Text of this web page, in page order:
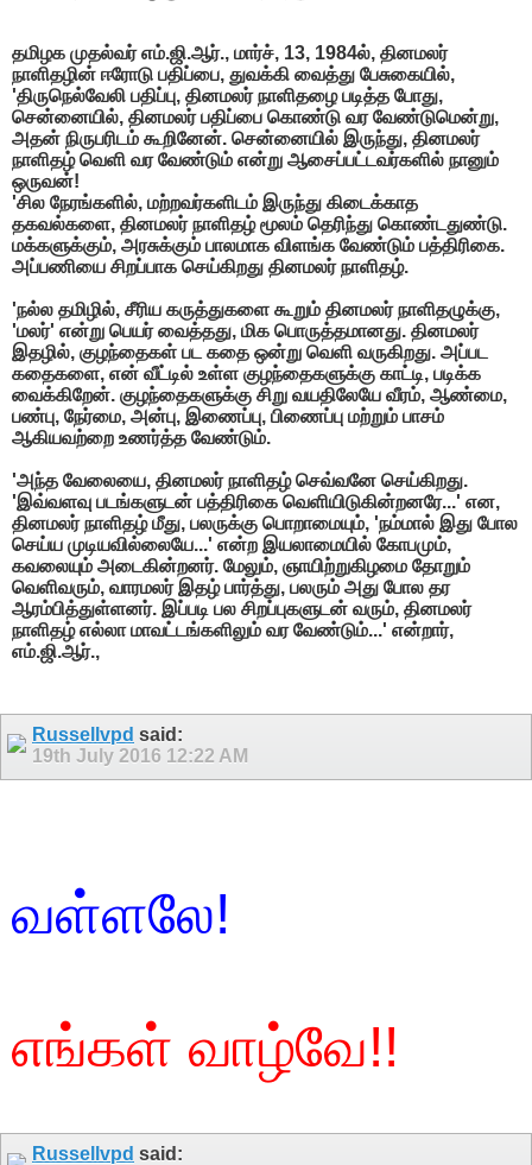
தமிழக முதல்வர் எம்.ஜி.ஆர்., மார்ச், 13, 1984ல், தினமலர்
நாளிதழின் ஈரோடு பதிப்பை, துவக்கி வைத்து பேசுகையில்,
'திருநெல்வேலி பதிப்பு, தினமலர் நாளிதழை படித்த போது,
சென்னையில், தினமலர் பதிப்பை கொண்டு வர வேண்டுமென்று,
அதன் நிருபரிடம் கூறினேன். சென்னையில் இருந்து, தினமலர்
நாளிதழ் வெளி வர வேண்டும் என்று ஆசைப்பட்டவர்களில் நானும்
ஒருவன்!
'சில நேரங்களில், மற்றவர்களிடம் இருந்து கிடைக்காத
தகவல்களை, தினமலர் நாளிதழ் மூலம் தெரிந்து கொண்டதுண்டு.
மக்களுக்கும், அரசுக்கும் பாலமாக விளங்க வேண்டும் பத்திரிகை.
அப்பணியை சிறப்பாக செய்கிறது தினமலர் நாளிதழ்.
'நல்ல தமிழில், சீரிய கருத்துகளை கூறும் தினமலர் நாளிதழுக்கு,
'மலர்' என்று பெயர் வைத்தது, மிக பொருத்தமானது. தினமலர்
இதழில், குழந்தைகள் பட கதை ஒன்று வெளி வருகிறது. அப்பட
கதைகளை, என் வீட்டில் உள்ள குழந்தைகளுக்கு காட்டி, படிக்க
வைக்கிறேன். குழந்தைகளுக்கு சிறு வயதிலேயே வீரம், ஆண்மை,
பண்பு, நேர்மை, அன்பு, இணைப்பு, பிணைப்பு மற்றும் பாசம்
ஆகியவற்றை உணர்த்த வேண்டும்.
'அந்த வேலையை, தினமலர் நாளிதழ் செவ்வனே செய்கிறது.
'இவ்வளவு படங்களுடன் பத்திரிகை வெளியிடுகின்றனரே...' என,
தினமலர் நாளிதழ் மீது, பலருக்கு பொறாமையும், 'நம்மால் இது போல
செய்ய முடியவில்லையே...' என்ற இயலாமையில் கோபமும்,
கவலையும் அடைகின்றனர். மேலும், ஞாயிற்றுகிழமை தோறும்
வெளிவரும், வாரமலர் இதழ் பார்த்து, பலரும் அது போல தர
ஆரம்பித்துள்ளனர். இப்படி பல சிறப்புகளுடன் வரும், தினமலர்
நாளிதழ் எல்லா மாவட்டங்களிலும் வர வேண்டும்...' என்றார்,
எம்.ஜி.ஆர்.,
Russellvpd said:
19th July 2016 12:22 AM
வள்ளலே!
எங்கள் வாழ்வே!!
Russellvpd said: